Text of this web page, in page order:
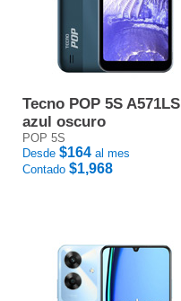
Tecno POP 5S A571LS
azul oscuro
POP 5S
Desde $164 al mes
Contado $1,968